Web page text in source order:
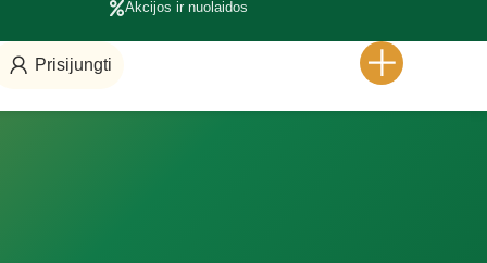
Akcijos ir nuolaidos
Prisijungti